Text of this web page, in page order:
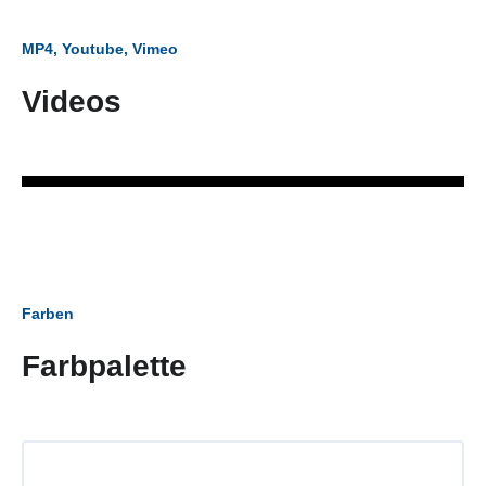
MP4, Youtube, Vimeo
Videos
Farben
Farbpalette